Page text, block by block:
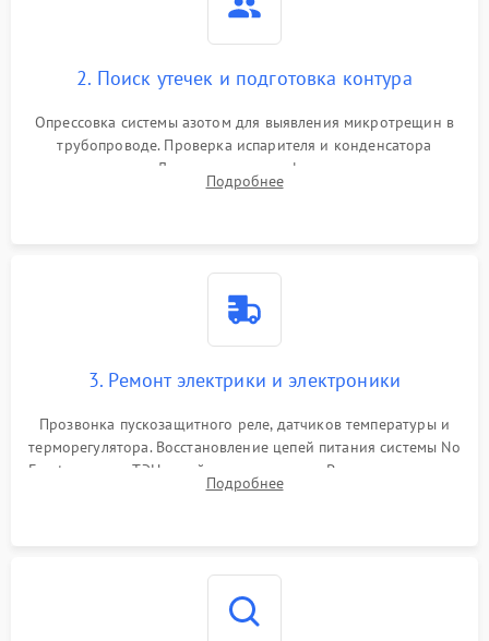
2. Поиск утечек и подготовка контура
Опрессовка системы азотом для выявления микротрещин в
трубопроводе. Проверка испарителя и конденсатора
течеискателем. Демонтаж старого фильтра-осушителя и
продувка капиллярной трубки для устранения засоров.
Подробнее
3. Ремонт электрики и электроники
Прозвонка пускозащитного реле, датчиков температуры и
терморегулятора. Восстановление цепей питания системы No
Frost, включая ТЭН оттайки и вентилятор. Ремонт или замена
платы управления при сбоях алгоритмов.
Подробнее